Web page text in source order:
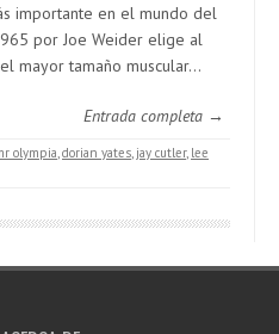
importante en el mundo del
por Joe Weider elige al
mayor tamaño muscular…
Entrada completa →
olympia,dorian yates, jay cutler, lee